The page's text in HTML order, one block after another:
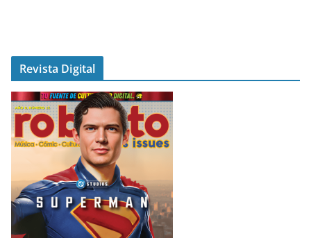
Revista Digital